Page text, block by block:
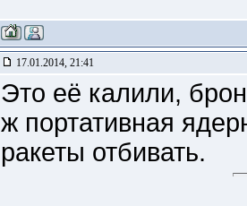
17.01.2014, 21:41
Это её калили,
ж портативная
ракеты отбивать.